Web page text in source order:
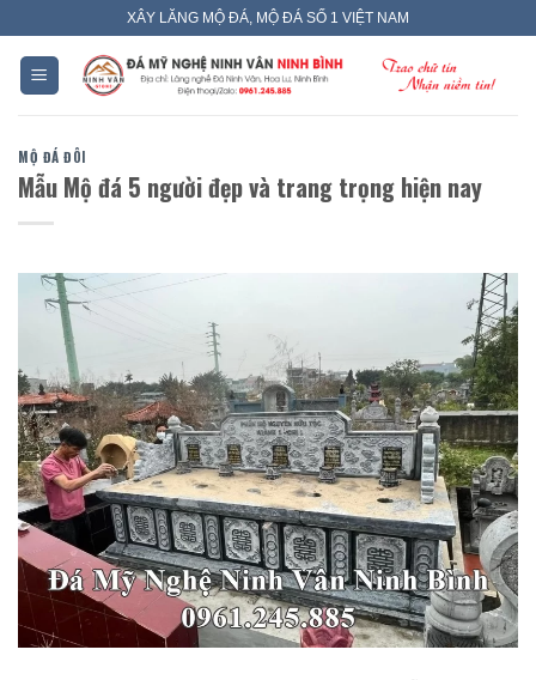
content
XÂY LĂNG MỘ ĐÁ, MỘ ĐÁ SỐ 1 VIỆT NAM
MỘ ĐÁ ĐÔI
Mẫu Mộ đá 5 người đẹp và trang trọng hiện nay